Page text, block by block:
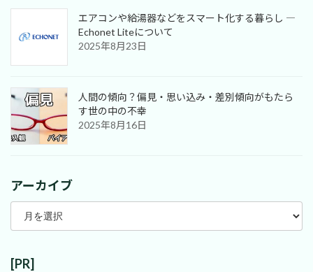
エアコンや給湯器などをスマート化する暮らし ―
Echonet Liteについて
2025年8月23日
人間の傾向？偏見・思い込み・差別傾向がもたら
す世の中の不幸
2025年8月16日
アーカイブ
ア
カ
ブ
[PR]